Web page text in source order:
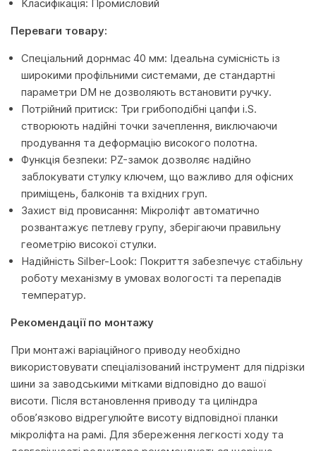
Класифікація: Промисловий
Переваги товару:
Спеціальний дорнмас 40 мм: Ідеальна сумісність із
широкими профільними системами, де стандартні
параметри DM не дозволяють встановити ручку.
Потрійний притиск: Три грибоподібні цапфи i.S.
створюють надійні точки зачеплення, виключаючи
продування та деформацію високого полотна.
Функція безпеки: PZ-замок дозволяє надійно
заблокувати стулку ключем, що важливо для офісних
приміщень, балконів та вхідних груп.
Захист від провисання: Мікроліфт автоматично
розвантажує петлеву групу, зберігаючи правильну
геометрію високої стулки.
Надійність Silber-Look: Покриття забезпечує стабільну
роботу механізму в умовах вологості та перепадів
температур.
Рекомендації по монтажу
При монтажі варіаційного приводу необхідно
використовувати спеціалізований інструмент для підрізки
шини за заводськими мітками відповідно до вашої
висоти. Після встановлення приводу та циліндра
обов’язково відрегулюйте висоту відповідної планки
мікроліфта на рамі. Для збереження легкості ходу та